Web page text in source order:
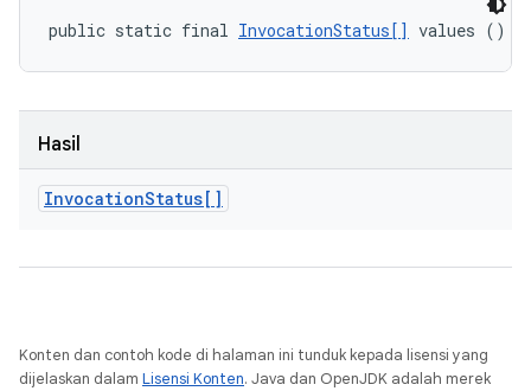
public static final InvocationStatus[] values ()
Hasil
InvocationStatus[]
Konten dan contoh kode di halaman ini tunduk kepada lisensi yang
dijelaskan dalam Lisensi Konten. Java dan OpenJDK adalah merek